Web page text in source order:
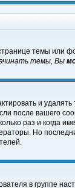
темы или
темы, Вы
и
после вашего
раз и
Но
в группе